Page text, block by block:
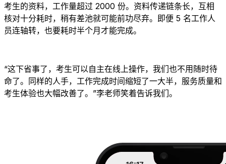
考生的资料，工作量超过 2000 份。资料传递链条长，互相
核对十分耗时，稍有差池就可能前功尽弃。即便 5 名工作人
员连轴转，也要耗时半个月才能完成。
“这下省事了，考生可以自主在线上操作，我们也不用随时待
命了。同样的人手，工作完成时间缩短了一大半，服务质量和
考生体验也大幅改善了。”李老师笑着告诉我们。